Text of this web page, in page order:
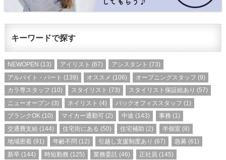
キーワードで探す
NEWOPEN (13) アイリスト (67) アシスタント (73)
アルバイト・パート (139) オススメ (106) オープニングスタッフ (9)
カラ専スタッフ (10) スタイリスト (73) スタイリスト保証給あり (57)
ニューオープン (3) ネイリスト (4) バックオフィススタッフ (1)
ブランクOK(10) マイカー通勤可 (2) 中途 (143) 事務 (1)
交通費支給 (144) 住宅街にある (50) 住宅補助 (2) 半個室 (8)
地域密着 (91) 年齢不問 (12) 引越し支援制度あり (67) 急募 (61)
新卒(144) 時短勤務 (125) 業務委託 (46) 正社員 (145)